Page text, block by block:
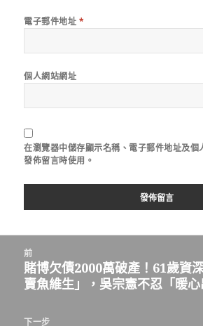
電子郵件地址 *
個人網站網址
在瀏覽器中儲存顯示名稱、電子郵件地址及個
發佈留言時使用。
前
上
一
文
賭博欠債2000萬破產！61歲資
賣魚維生」，吳宗憲不忍「暖心
下一步